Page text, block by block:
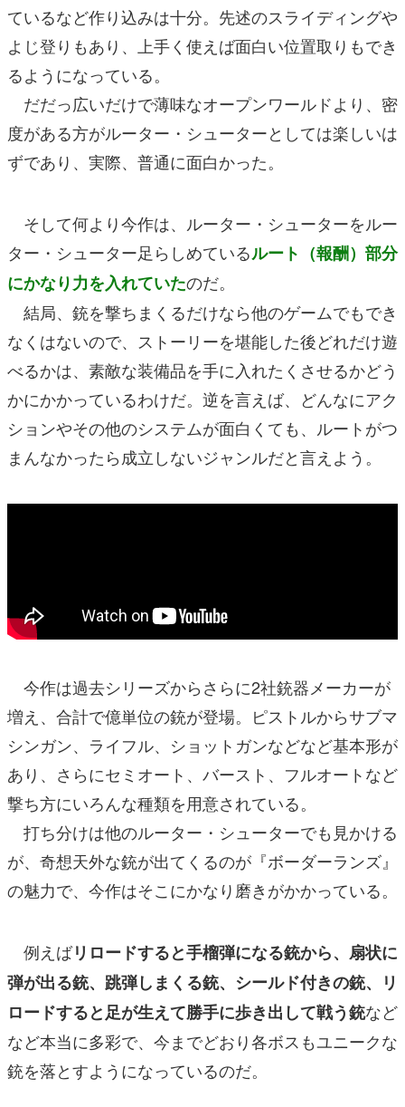
ているなど作り込みは十分。先述のスライディングや
よじ登りもあり、上手く使えば面白い位置取りもでき
るようになっている。
だだっ広いだけで薄味なオープンワールドより、密
度がある方がルーター・シューターとしては楽しいは
ずであり、実際、普通に面白かった。
そして何より今作は、ルーター・シューターをルー
ター・シューター足らしめているルート（報酬）部分
にかなり力を入れていたのだ。
結局、銃を撃ちまくるだけなら他のゲームでもでき
なくはないので、ストーリーを堪能した後どれだけ遊
べるかは、素敵な装備品を手に入れたくさせるかどう
かにかかっているわけだ。逆を言えば、どんなにアク
ションやその他のシステムが面白くても、ルートがつ
まんなかったら成立しないジャンルだと言えよう。
今作は過去シリーズからさらに2社銃器メーカーが
増え、合計で億単位の銃が登場。ピストルからサブマ
シンガン、ライフル、ショットガンなどなど基本形が
あり、さらにセミオート、バースト、フルオートなど
撃ち方にいろんな種類を用意されている。
打ち分けは他のルーター・シューターでも見かける
が、奇想天外な銃が出てくるのが『ボーダーランズ』
の魅力で、今作はそこにかなり磨きがかかっている。
例えばリロードすると手榴弾になる銃から、扇状に
弾が出る銃、跳弾しまくる銃、シールド付きの銃、リ
ロードすると足が生えて勝手に歩き出して戦う銃など
など本当に多彩で、今までどおり各ボスもユニークな
銃を落とすようになっているのだ。